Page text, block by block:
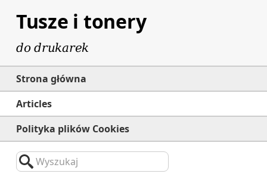
Tusze i tonery
do drukarek
Strona główna
Articles
Polityka plików Cookies
Wyszukaj